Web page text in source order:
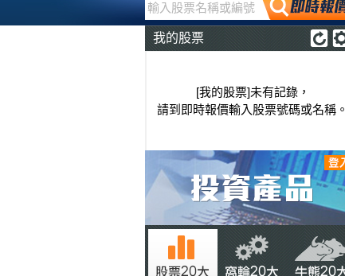
輸入股票名稱或編號
我的股票
[我的股票]未有記錄，
請到即時報價輸入股票號碼或名稱。